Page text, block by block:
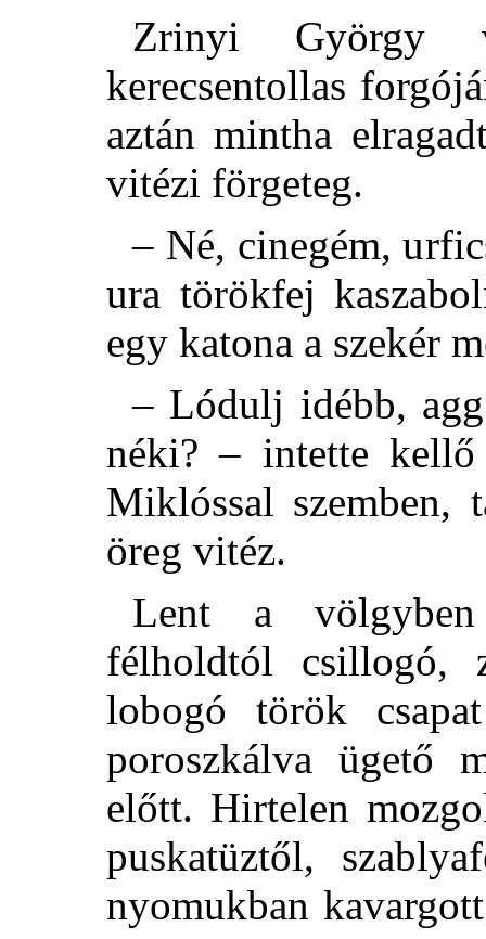
Zrinyi György
kerecsentollas
aztán mintha
vitézi förgeteg.
– Né, cinegém,
ura törökfej
egy katona a szekér
– Lódulj idébb,
néki? – intette
Miklóssal szemben,
öreg vitéz.
Lent a völgyben
félholdtól csillogó,
lobogó török
poroszkálva ügető
előtt. Hirtelen
puskatüztől,
nyomukban